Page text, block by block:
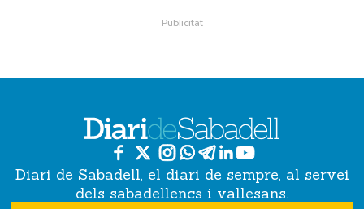
Diari de Sabadell, el diari de sempre, al servei
dels sabadellencs i vallesans.